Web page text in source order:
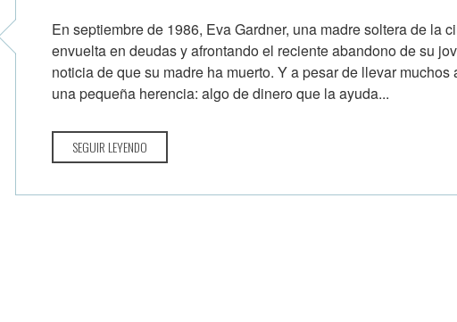
En septiembre de 1986, Eva Gardner, una madre soltera de la
envuelta en deudas y afrontando el reciente abandono de su
noticia de que su madre ha muerto. Y a pesar de llevar
una pequeña herencia: algo de dinero que la ayuda...
SEGUIR LEYENDO